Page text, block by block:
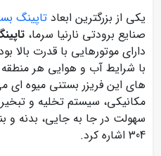
یکی از بزرگترین ابعاد تاپینگ
صنایع برودتی نارنیا سرما، تاپینگ
دارای موتورهایی با قدرت بالا
با شرایط آب و هوایی هر
های این فریزر بستنی میوه ای
مکانیکی، سیستم تخلیه و
سهولت در جا به جایی، بدنه و
304 اشاره کرد.